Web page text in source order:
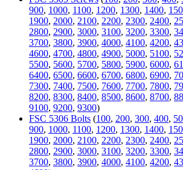
900, 1000, 1100, 1200, 1300, 1400,
1900, 2000, 2100, 2200, 2300, 2400,
2800, 2900, 3000, 3100, 3200, 3300,
3700, 3800, 3900, 4000, 4100, 4200,
4600, 4700, 4800, 4900, 5000, 5100,
5500, 5600, 5700, 5800, 5900, 6000,
6400, 6500, 6600, 6700, 6800, 6900,
7300, 7400, 7500, 7600, 7700, 7800,
8200, 8300, 8400, 8500, 8600, 8700,
9100, 9200, 9300)
FSC 5306 Bolts (100, 200, 300, 400,
900, 1000, 1100, 1200, 1300, 1400,
1900, 2000, 2100, 2200, 2300, 2400,
2800, 2900, 3000, 3100, 3200, 3300,
3700, 3800, 3900, 4000, 4100, 4200,